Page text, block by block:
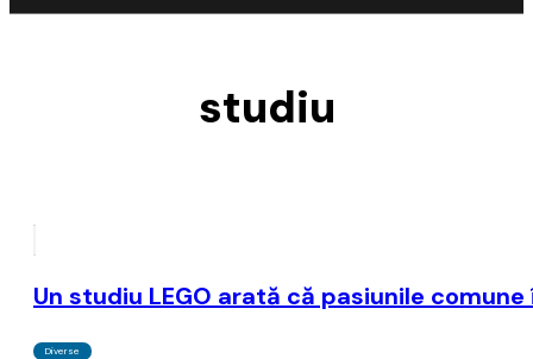
studiu
Un studiu LEGO arată că pasiunile
Diverse